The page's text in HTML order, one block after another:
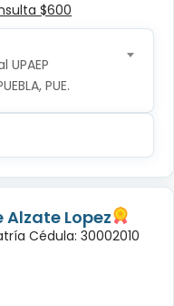
$600
PUE.
Lopez
Cédula: 30002010